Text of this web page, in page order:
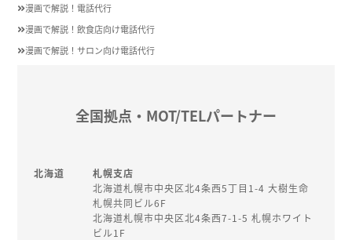
漫画で解説！電話代行
漫画で解説！飲食店向け電話代行
漫画で解説！サロン向け電話代行
全国拠点・MOT/TELパートナー
北海道
札幌支店
北海道札幌市中央区北4条西5丁目1-4 大樹生命
札幌共同ビル6F
北海道札幌市中央区北4条西7-1-5 札幌ホワイト
ビル1F